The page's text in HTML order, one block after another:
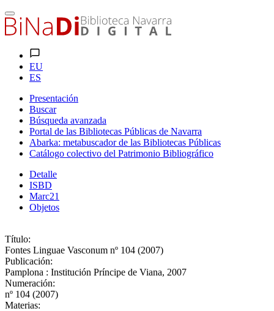
EU
ES
Presentación
Buscar
Búsqueda avanzada
Portal de las Bibliotecas Públicas de Navarra
Abarka: metabuscador de las Bibliotecas Públicas
Catálogo colectivo del Patrimonio Bibliográfico
Detalle
ISBD
Marc21
Objetos
Título:
Fontes Linguae Vasconum nº 104 (2007)
Publicación:
Pamplona : Institución Príncipe de Viana, 2007
Numeración:
nº 104 (2007)
Materias: